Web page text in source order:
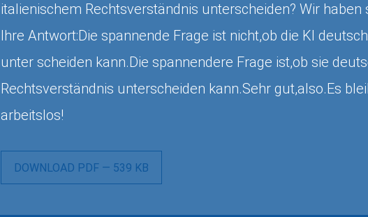
italienischem Rechtsverständnis unterscheiden? Wir
Ihre Antwort:Die spannende Frage ist nicht,ob die KI
unter scheiden kann.Die spannendere Frage ist,ob sie
Rechtsverständnis unterscheiden kann.Sehr gut,also.Es
arbeitslos!
DOWNLOAD PDF — 539 KB